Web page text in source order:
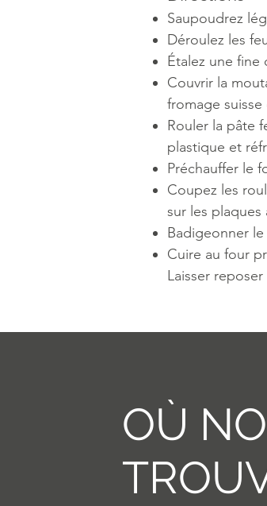
Saupoudrez
Déroulez les
Étalez une
Couvrir la
fromage
Rouler la pâte
plastique et
Préchauffer le
Coupez les
sur les plaques
Badigeonner
Cuire au four
Laisser
OÙ